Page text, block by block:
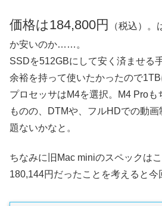
価格は184,800円
（税込）
か安いのか……。
SSDを512GBにして安く済ませる
余裕を持って使いたかったので1TB
プロセッサはM4を選択。M4 Proも
ものの、DTMや、フルHDでの動
題ないかなと。
ちなみに旧Mac miniのスペックは
180,144円だったことを考えると今